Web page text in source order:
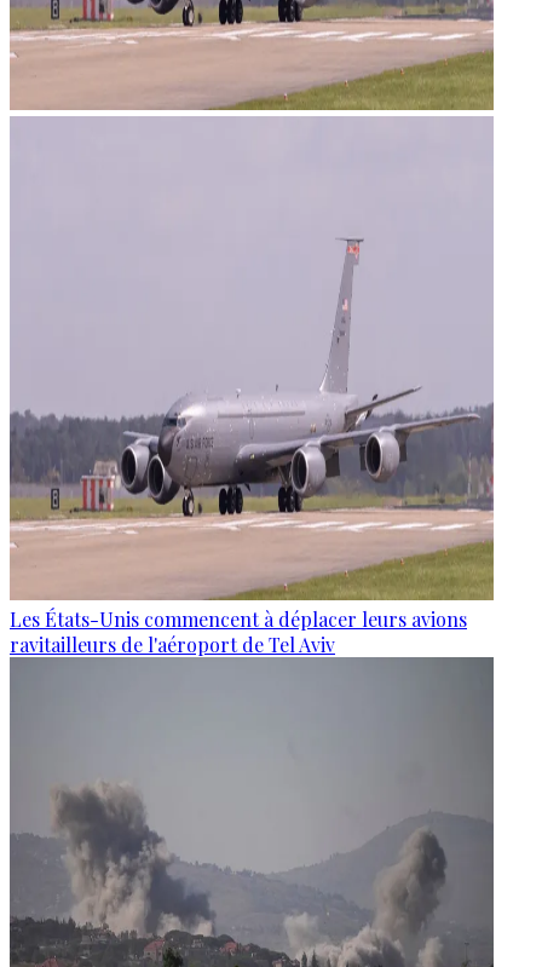
Les États-Unis commencent à déplacer leurs avions
ravitailleurs de l'aéroport de Tel Aviv